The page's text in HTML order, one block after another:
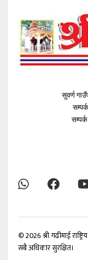
सुवर्ण
©2026श्री गढीमाई
सबै अधिकार सुरक्षित।